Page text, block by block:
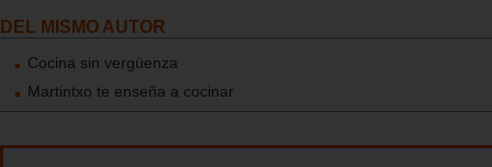
DEL MISMO AUTOR
Cocina sin vergüenza
Martintxo te enseña a cocinar